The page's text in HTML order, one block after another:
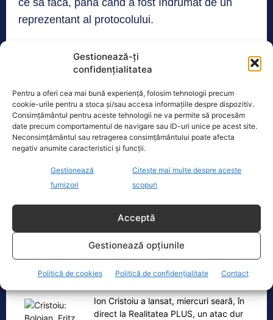
Gestionează-ți
confidențialitatea
Pentru a oferi cea mai bună experiență, folosim tehnologii precum
cookie-urile pentru a stoca și/sau accesa informațiile despre dispozitiv.
Consimțământul pentru aceste tehnologii ne va permite să procesăm
date precum comportamentul de navigare sau ID-uri unice pe acest site.
Neconsimțământul sau retragerea consimțământului poate afecta
negativ anumite caracteristici și funcții.
Gestionează
furnizori
Citește mai multe despre aceste
scopuri
Acceptă
Gestionează opțiunile
Politică de cookies Politică de confidențialitate Contact
reprezentant al protocolului.
NICUȘOR DAN PROTOCOL
Realitatea
Dronă doborâtă de un avion F‑16 în zona
Padina Buzău -…
O dronă a fost doborâtă vineri dimineață de un avion
F‑16 al Forțelor Aeriene Române, în zona Padina, în
județul[...]
Cristoiu: Bolojan, Fritz, Kelemen au tot
Ion Cristoiu a lansat, miercuri seară, în
direct la Realitatea PLUS, un atac dur